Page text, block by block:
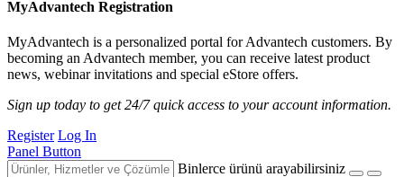
MyAdvantech Registration
MyAdvantech is a personalized portal for Advantech customers. By
becoming an Advantech member, you can receive latest product
news, webinar invitations and special eStore offers.
Sign up today to get 24/7 quick access to your account information.
Register Log In
Panel Button
Binlerce ürünü arayabilirsiniz